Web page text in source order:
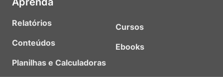
Relatórios
Conteúdos
Planilhas e Calculadoras
Cursos
Ebooks